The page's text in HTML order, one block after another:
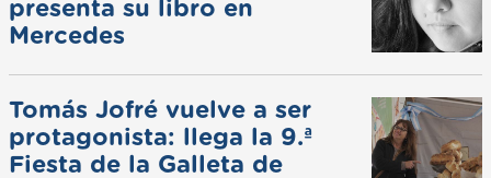
presenta su libro en
Mercedes
Tomás Jofré vuelve a ser
protagonista: llega la 9.ª
Fiesta de la Galleta de